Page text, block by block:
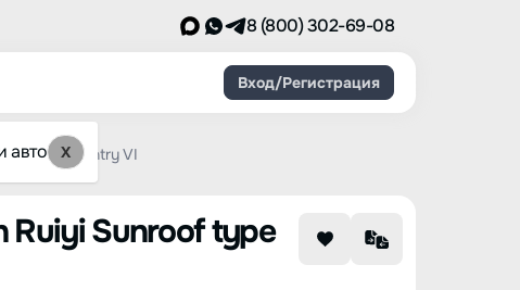
8 (800) 302-69-08
авто X
Вход/Регистрация
seater Country VI
Ruiyi Sunroof type